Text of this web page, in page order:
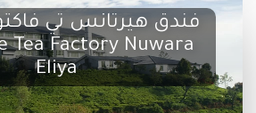
فندق هيرتانس تي
Tea Factory Nuwara
Eliya